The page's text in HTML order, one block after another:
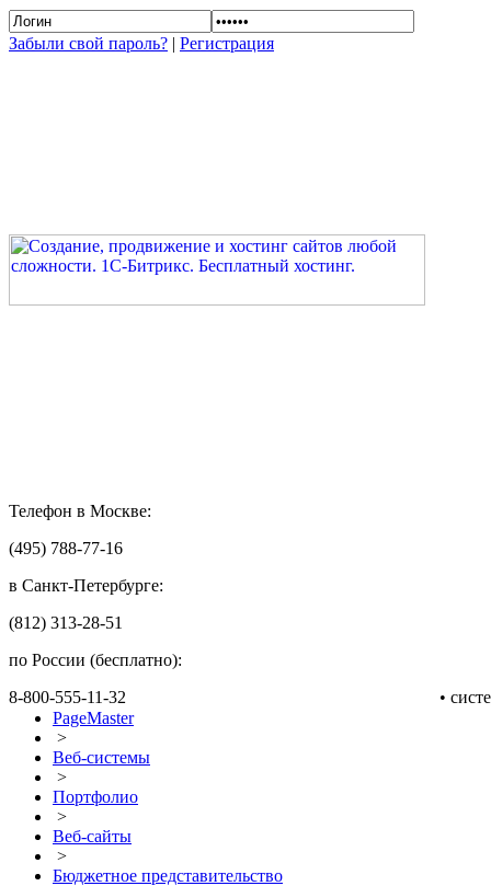
Забыли свой пароль? | Регистрация
Телефон в Москве:
(495) 788-77-16
в Санкт-Петербурге:
(812) 313-28-51
по России (бесплатно):
8-800-555-11-32
•
PageMaster
>
Веб-системы
>
Портфолио
>
Веб-сайты
>
Бюджетное представительство